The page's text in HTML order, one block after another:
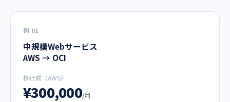
例 01
中規模Webサービス
AWS → OCI
移行前（AWS）
¥300,000/月